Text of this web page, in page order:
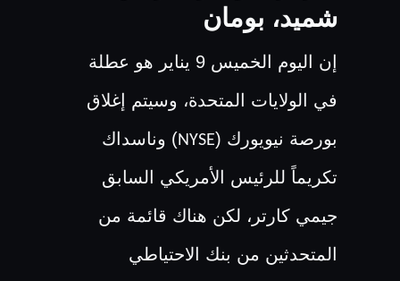
شميد، بومان
إن اليوم الخميس 9 يناير هو عطلة
في الولايات المتحدة، وسيتم إغلاق
بورصة نيويورك (NYSE) وناسداك
تكريماً للرئيس الأمريكي السابق
جيمي كارتر، لكن هناك قائمة من
المتحدثين من بنك الاحتياطي